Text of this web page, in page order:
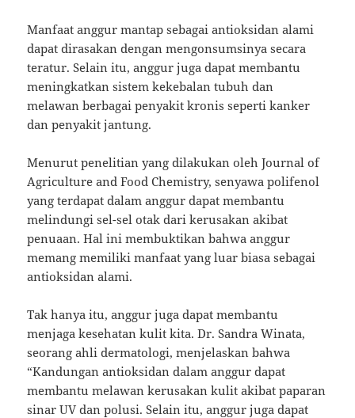
Manfaat anggur mantap sebagai antioksidan alami
dapat dirasakan dengan mengonsumsinya secara
teratur. Selain itu, anggur juga dapat membantu
meningkatkan sistem kekebalan tubuh dan
melawan berbagai penyakit kronis seperti kanker
dan penyakit jantung.
Menurut penelitian yang dilakukan oleh Journal of
Agriculture and Food Chemistry, senyawa polifenol
yang terdapat dalam anggur dapat membantu
melindungi sel-sel otak dari kerusakan akibat
penuaan. Hal ini membuktikan bahwa anggur
memang memiliki manfaat yang luar biasa sebagai
antioksidan alami.
Tak hanya itu, anggur juga dapat membantu
menjaga kesehatan kulit kita. Dr. Sandra Winata,
seorang ahli dermatologi, menjelaskan bahwa
“Kandungan antioksidan dalam anggur dapat
membantu melawan kerusakan kulit akibat paparan
sinar UV dan polusi. Selain itu, anggur juga dapat